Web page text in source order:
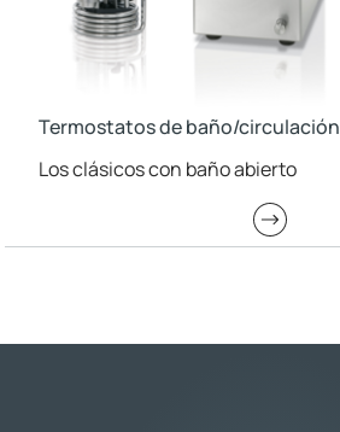
Termostatos de baño/circulación
Los clásicos con baño abierto